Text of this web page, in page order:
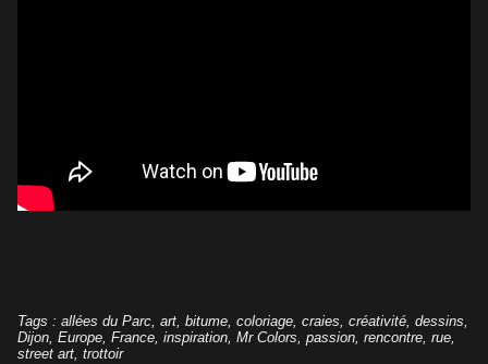
Tags : allées du Parc, art, bitume, coloriage, craies, créativité, dessins,
Dijon, Europe, France, inspiration, Mr Colors, passion, rencontre, rue,
street art, trottoir